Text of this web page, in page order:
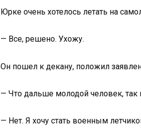
Юрке очень хотелось летать на
— Все, решено. Ухожу.
Он пошел к декану, положил
— Что дальше молодой человек, так
— Нет. Я хочу стать военным